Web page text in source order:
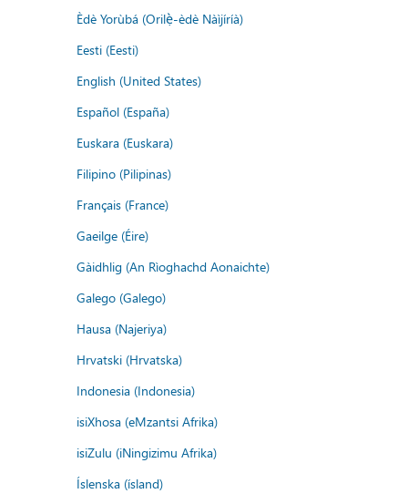
Èdè Yorùbá (Orilẹ̀-èdè Nàìjíríà)
Eesti (Eesti)
English (United States)
Español (España)
Euskara (Euskara)
Filipino (Pilipinas)
Français (France)
Gaeilge (Éire)
Gàidhlig (An Rìoghachd Aonaichte)
Galego (Galego)
Hausa (Najeriya)
Hrvatski (Hrvatska)
Indonesia (Indonesia)
isiXhosa (eMzantsi Afrika)
isiZulu (iNingizimu Afrika)
Íslenska (ísland)